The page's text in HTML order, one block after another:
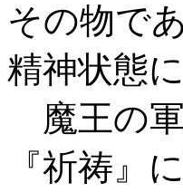
その物で
精神状態
魔王の軍
『祈祷』